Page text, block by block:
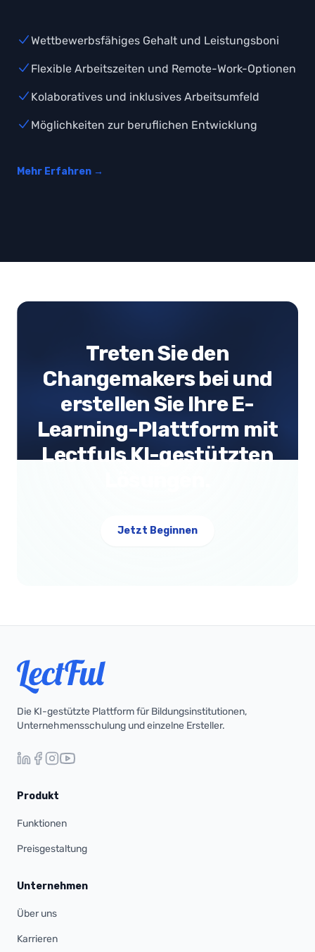
Wettbewerbsfähiges Gehalt und Leistungsboni
Flexible Arbeitszeiten und Remote-Work-Optionen
Kolaboratives und inklusives Arbeitsumfeld
Möglichkeiten zur beruflichen Entwicklung
Mehr Erfahren →
Treten Sie den
Changemakers bei und
erstellen Sie Ihre E-
Learning-Plattform mit
Lectfuls KI-gestützten
Jetzt Beginnen
Die KI-gestützte Plattform für Bildungsinstitutionen,
Unternehmensschulung und einzelne Ersteller.
Produkt
Funktionen
Preisgestaltung
Unternehmen
Über uns
Karrieren